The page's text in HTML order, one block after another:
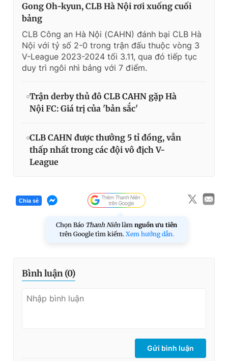
Gong Oh-kyun, CLB Hà Nội rơi xuống cuối
bảng
CLB Công an Hà Nội (CAHN) đánh bại CLB Hà
Nội với tỷ số 2-0 trong trận đấu thuộc vòng 3
V-League 2023-2024 tối 3.11, qua đó tiếp tục
duy trì ngôi nhì bảng với 7 điểm.
Trận derby thủ đô CLB CAHN gặp Hà
Nội FC: Giá trị của 'bản sắc'
CLB CAHN được thưởng 5 tỉ đồng, vẫn
thấp nhất trong các đội vô địch V-
League
Chia sẻ
Chọn Báo Thanh Niên làm nguồn ưu tiên
trên Google tìm kiếm. Xem hướng dẫn.
Bình luận (0)
Gửi bình luận